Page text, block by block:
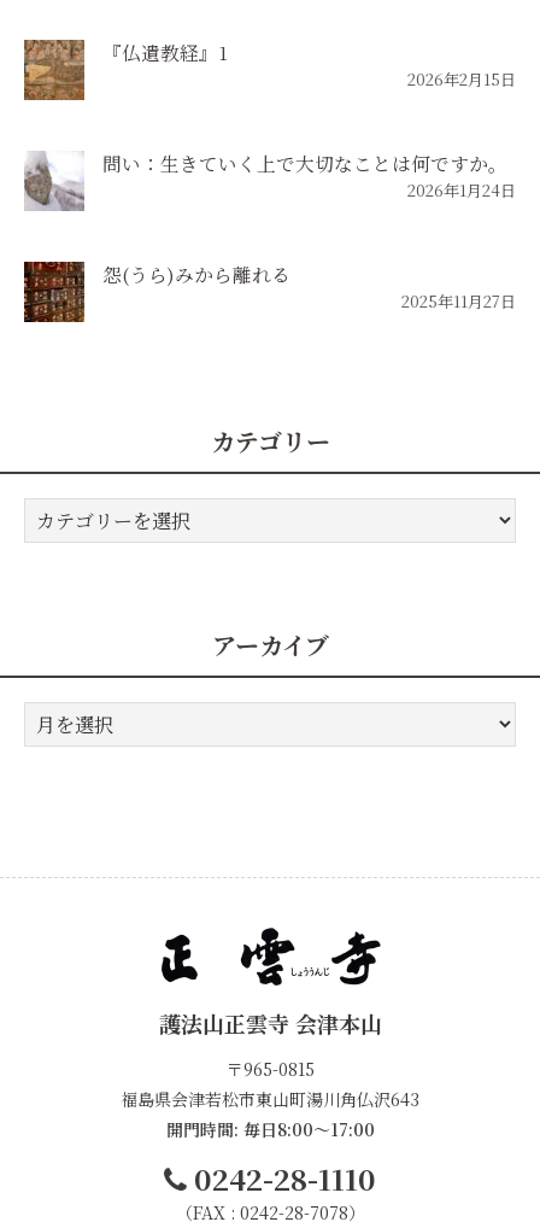
『仏遺教経』1
2026年2月15日
問い：生きていく上で大切なことは何ですか。
2026年1月24日
怨(うら)みから離れる
2025年11月27日
カテゴリー
カ
テ
アーカイブ
ー
護法山正雲寺 会津本山
〒965-0815
福島県会津若松市東山町湯川角仏沢643
開門時間: 毎日8:00～17:00
0242-28-1110
（FAX : 0242-28-7078）